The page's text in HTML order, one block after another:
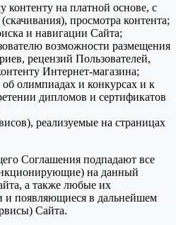
контенту на платной основе, с
просмотра контента;
и навигации Сайта;
возможности размещения
рецензий Пользователей,
Интернет-магазина;
олимпиадах и конкурсах и к
дипломов и сертификатов
реализуемые на страницах
Соглашения подпадают все
на данный
а также любые их
появляющиеся в дальнейшем
Сайта.